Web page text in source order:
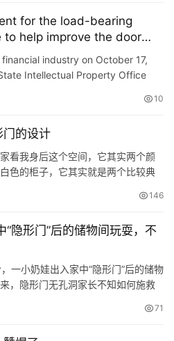
次驚心動魄的經歷。那是一個普通
for the load-bearing
help improve the door
industry on October 17,
Intellectual Property Office
10
门的设计
看我身后这个空间，它其实两个颜
色的柜子，它其实就是两个比较典
看，像这个柜子什么叫隐藏式的
开这个门以后，它是一个收纳柜，
146
隐形门”后的储物间玩耍，不
一小奶娃出入家中“隐形门”后的储物
，隐形门无孔洞家长不知如何施救
门喊话暖心安抚，一边利用破门器
71